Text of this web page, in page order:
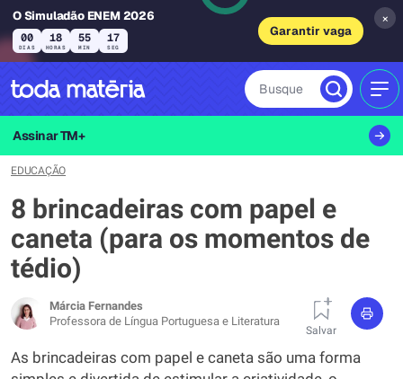
O Simuladão ENEM 2026
00
DIAS
18
HORAS
55
MIN
16
SEG
Garantir vaga
×
Busque
Assinar TM+
EDUCAÇÃO
8 brincadeiras com papel e
caneta (para os momentos de
tédio)
Márcia Fernandes
Professora de Língua Portuguesa e Literatura
Salvar
As brincadeiras com papel e caneta são uma forma